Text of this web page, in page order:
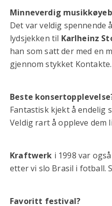
Minneverdig
Det var veldig spennende
lydsjekken til Karlheinz
han som satt der med en
gjennom stykket
Beste
Fantastisk kjekt å endelig
Veldig rart å oppleve dem
Kraftwerk i 1998 var
etter vi slo Brasil i fotball.
Favoritt festival?